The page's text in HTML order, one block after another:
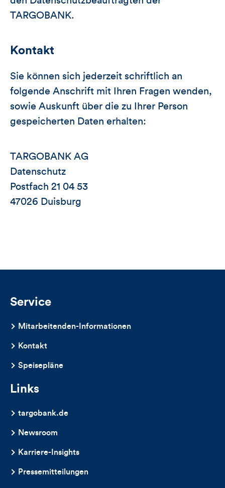
TARGOBANK.
Kontakt
Sie können sich jederzeit schriftlich an
folgende Anschrift mit Ihren Fragen wenden,
sowie Auskunft über die zu Ihrer Person
gespeicherten Daten erhalten:
TARGOBANK AG
Datenschutz
Postfach 21 04 53
47026 Duisburg
Service
Mitarbeitenden-Informationen
Kontakt
Speisepläne
Links
targobank.de
Newsroom
Karriere-Insights
Pressemitteilungen